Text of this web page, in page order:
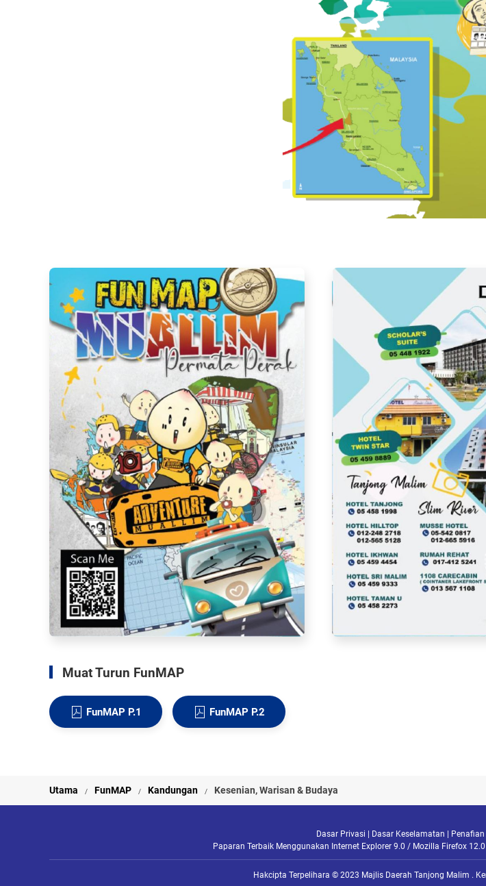
Muat Turun FunMAP
FunMAP P.1 FunMAP P.2
Utama FunMAP Kandungan Kesenian, Warisan & Budaya
Dasar Privasi | Dasar Keselamatan | Penafian
Paparan Terbaik Menggunakan Internet Explorer 9.0 / Mozilla Firefox
Hakcipta Terpelihara © 2023 Majlis Daerah Tanjong Malim .